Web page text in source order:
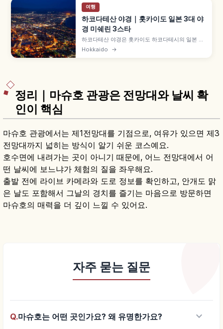
여행
하코다테산 야경｜홋카이도 일본 3대 야
경 미쉐린 3스타
하코다테산 야경은 홋카이도 하코다테시의 일본 3
대 야경 중 하나로, 미쉐린 그린 가이드 재팬 3스타
Hokkaido →
정리｜마슈호 관광은 전망대와 날씨 확
인이 핵심
마슈호 관광에서는 제1전망대를 기점으로, 여유가 있으면 제3
전망대까지 넓히는 방식이 알기 쉬운 코스예요.
호수면에 내려가는 곳이 아니기 때문에, 어느 전망대에서 어
떤 날씨에 보느냐가 체험의 질을 좌우해요.
출발 전에 라이브 카메라와 도로 정보를 확인하고, 안개도 맑
은 날도 포함해서 그날의 경치를 즐기는 마음으로 방문하면
마슈호의 매력을 더 깊이 느낄 수 있어요.
자주 묻는 질문
Q.마슈호는 어떤 곳인가요? 왜 유명한가요? keyboard_arrow_down